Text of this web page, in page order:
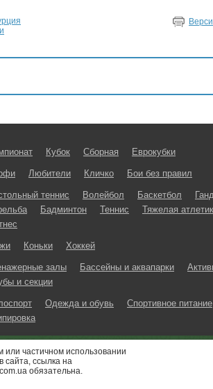
Кубок Сборная Еврокубки
Любители Кличко Бои без правил
теннис Волейбол Баскетбол
Бадминтон Теннис Тяжелая
Коньки Хоккей
залы Бассейны и аквапарки
и секции
Одежда и обувь Спортивное питание
или частичном использовании
сайта, ссылка на
обязательна.